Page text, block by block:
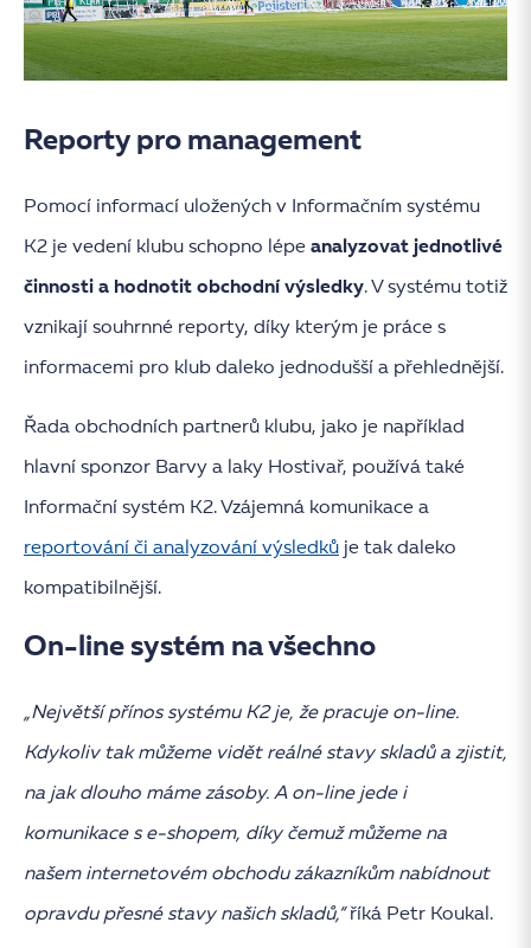
Reporty pro management
Pomocí informací uložených v Informačním systému
K2 je vedení klubu schopno lépe analyzovat jednotlivé
činnosti a hodnotit obchodní výsledky. V systému totiž
vznikají souhrnné reporty, díky kterým je práce s
informacemi pro klub daleko jednodušší a přehlednější.
Řada obchodních partnerů klubu, jako je například
hlavní sponzor Barvy a laky Hostivař, používá také
Informační systém K2. Vzájemná komunikace a
reportování či analyzování výsledků je tak daleko
kompatibilnější.
On-line systém na všechno
„Největší přínos systému K2 je, že pracuje on-line.
Kdykoliv tak můžeme vidět reálné stavy skladů a zjistit,
na jak dlouho máme zásoby. A on-line jede i
komunikace s e-shopem, díky čemuž můžeme na
našem internetovém obchodu zákazníkům nabídnout
opravdu přesné stavy našich skladů,“říká Petr Koukal.